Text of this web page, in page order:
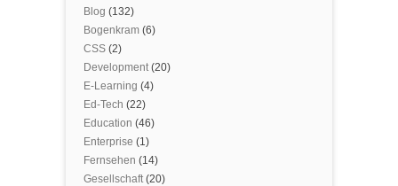
Blog (132)
Bogenkram (6)
CSS (2)
Development(20)
E-Learning (4)
Ed-Tech (22)
Education (46)
Enterprise (1)
Fernsehen (14)
Gesellschaft(20)